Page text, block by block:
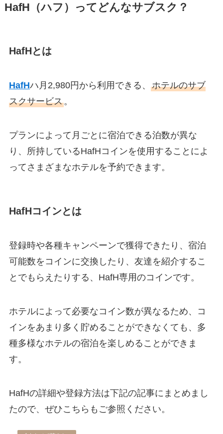
HafH （ハフ）ってどんなサブスク？
HafHとは
HafHハ月2,980円から利用できる、 ホテルのサブ
スクサービス。
プランによって月ごとに宿泊できる泊数が異な
り、所持しているHafHコインを使用することによ
ってさまざまなホテルを予約できます。
HafHコインとは
登録時や各種キャンペーンで獲得できたり、宿泊
可能数をコインに交換したり、友達を紹介するこ
とでもらえたりする、HafH専用のコインです。
ホテルによって必要なコイン数が異なるため、コ
インをあまり多く貯めることができなくても、多
種多様なホテルの宿泊を楽しめることができま
す。
HafHの詳細や登録方法は下記の記事にまとめまし
たので、ぜひこちらもご参照ください。